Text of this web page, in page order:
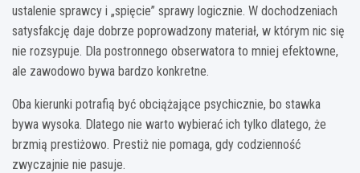
ustalenie sprawcy i „spięcie” sprawy logicznie. W dochodzeniach
satysfakcję daje dobrze poprowadzony materiał, w którym nic się
nie rozsypuje. Dla postronnego obserwatora to mniej efektowne,
ale zawodowo bywa bardzo konkretne.
Oba kierunki potrafią być obciążające psychicznie, bo stawka
bywa wysoka. Dlatego nie warto wybierać ich tylko dlatego, że
brzmią prestiżowo. Prestiż nie pomaga, gdy codzienność
zwyczajnie nie pasuje.